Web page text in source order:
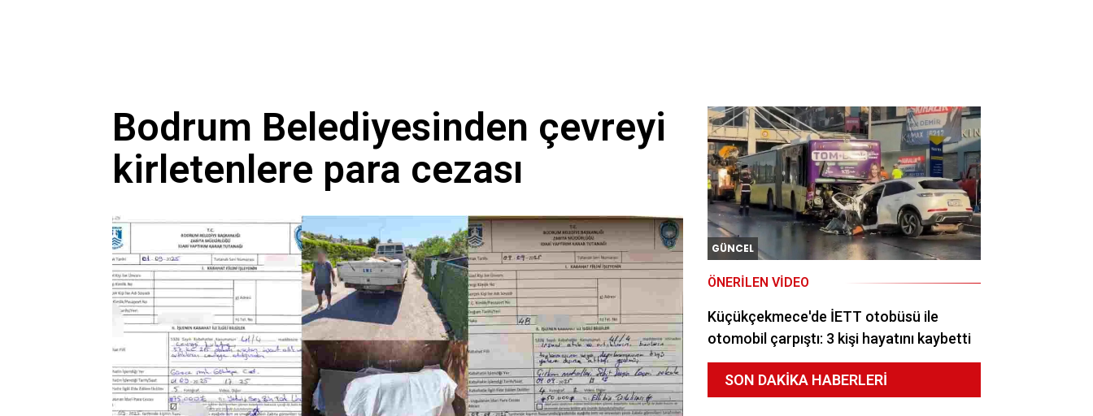
Bodrum Belediyesinden çevreyi
kirletenlere para cezası
GÜNCEL
ÖNERILEN VIDEO
Küçükçekmece'de İETT otobüsü ile
otomobil çarpıştı: 3 kişi hayatını kaybetti
SON DAKIKA HABERLERI